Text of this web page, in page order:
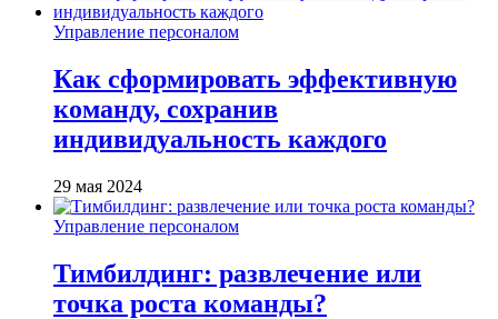
Управление персоналом
Как сформировать эффективную
команду, сохранив
индивидуальность каждого
29 мая 2024
Управление персоналом
Тимбилдинг: развлечение или
точка роста команды?